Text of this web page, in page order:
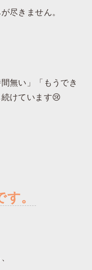
尽きません。
無い」「もうでき
けています😢
。